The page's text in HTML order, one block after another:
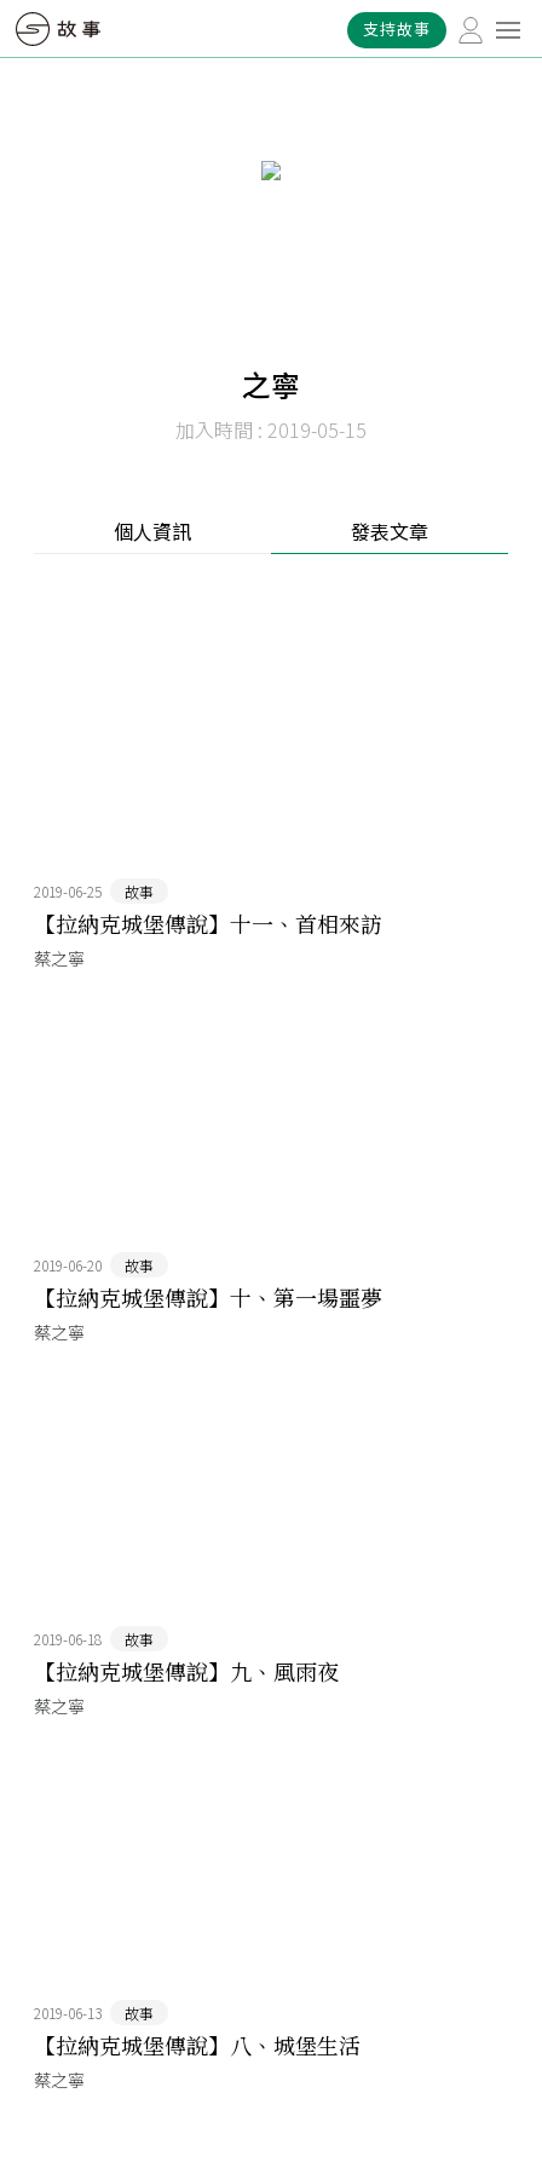
支持故事
之寧
加入時間 : 2019-05-15
個人資訊 發表文章
2019-06-25 故事
【拉納克城堡傳說】十一、首相來訪
蔡之寧
2019-06-20 故事
【拉納克城堡傳說】十、第一場噩夢
蔡之寧
2019-06-18 故事
【拉納克城堡傳說】九、風雨夜
蔡之寧
2019-06-13 故事
【拉納克城堡傳說】八、城堡生活
蔡之寧